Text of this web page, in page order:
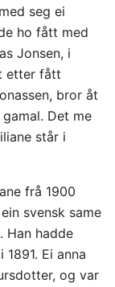
seg ei
ho fått med
Jonsen, i
etter fått
bror åt
Det me
står i
frå 1900
svensk same
Han hadde
Ei anna
og var